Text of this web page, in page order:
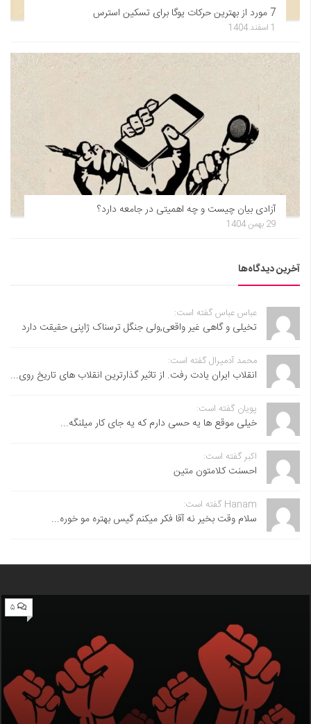
7 مورد از بهترین حرکات یوگا برای تسکین استرس
1 اسفند 1404
آزادی بیان چیست و چه اهمیتی در جامعه دارد؟
29 بهمن 1404
آخرین دیدگاه‌ها
عباس عباس گفته است:
تخیلی و گاهی غیر واقعی,ولی جنگل ترسناک ژاپنی حقیقت دارد
محمد آدمیرال گفته است:
انقلاب ایران یادت رفت. از تاثیر گذارترین انقلاب های تاریخ روی...
پویان گفته است:
خیلی موقع ها یه حسی دارم که یه جای کار میلنگه...
اکبر گفته است:
احسنت ‌کلامتون متین
Hanam گفته است:
سلام وقت بخیر نه آقا فکر میکنم گیس بهتره مو خوره...
۵